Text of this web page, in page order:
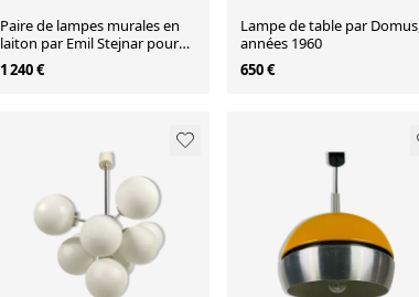
Paire de lampes murales en
laiton par Emil Stejnar pour
Rupert Nikoll, Autriche 1960
1 240 €
Lampe de table par Domus,
années 1960
650 €